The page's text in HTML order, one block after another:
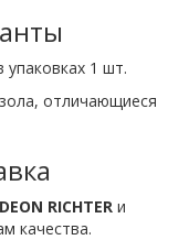
1 шт.
отличающиеся
RICHTER и
качества.